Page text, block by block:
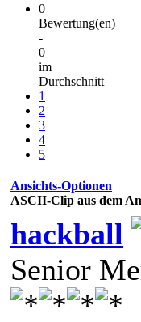
0
Bewertung(en)
-
0
im
Durchschnitt
1
2
3
4
5
Ansichts-Optionen
ASCII-Clip aus dem
hackball
Senior